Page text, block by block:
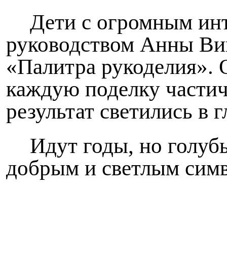
Дети с огромным
руководством Анны
«Палитра рукоделия».
каждую поделку
результат светились в
Идут годы, но
добрым и светлым